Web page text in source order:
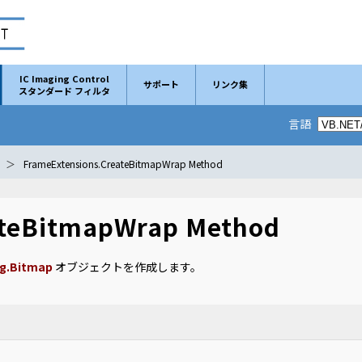
IC Imaging Control
スタンダード フィルタ
サポート リンク集
言語
FrameExtensions.CreateBitmapWrap Method
Method
オブジェクトを作成します。